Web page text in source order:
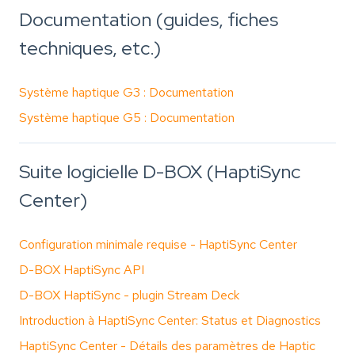
Documentation (guides, fiches
techniques, etc.)
Système haptique G3 : Documentation
Système haptique G5 : Documentation
Suite logicielle D-BOX (HaptiSync
Center)
Configuration minimale requise - HaptiSync Center
D-BOX HaptiSync API
D-BOX HaptiSync - plugin Stream Deck
Introduction à HaptiSync Center: Status et Diagnostics
HaptiSync Center - Détails des paramètres de Haptic